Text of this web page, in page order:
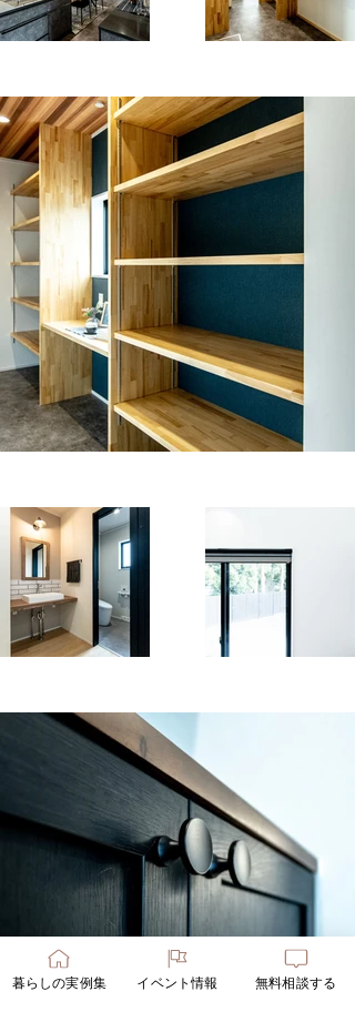
暮らしの実例集 イベント情報 無料相談する